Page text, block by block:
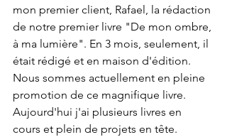
mon premier client, Rafael, la rédaction
de notre premier livre "De mon ombre,
à ma lumière". En 3 mois, seulement, il
était rédigé et en maison d'édition.
Nous sommes actuellement en pleine
promotion de ce magnifique livre.
Aujourd'hui j'ai plusieurs livres en
cours et plein de projets en tête.